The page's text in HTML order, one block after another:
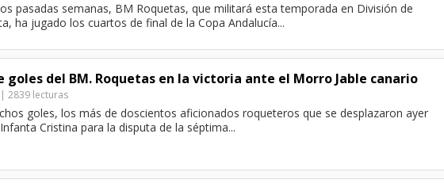
pasadas semanas, BM Roquetas, que militará esta temporada en División de
ha jugado los cuartos de final de la Copa Andalucía...
goles del BM. Roquetas en la victoria ante el Morro Jable canario
2839 lecturas
goles, los más de doscientos aficionados roqueteros que se desplazaron ayer
Cristina para la disputa de la séptima...